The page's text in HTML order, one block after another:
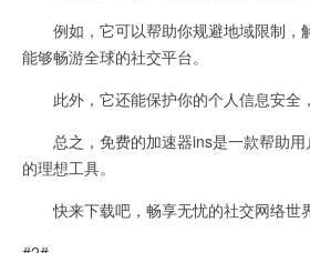
例如，它可以帮助你规避地域限制，
能够畅游全球的社交平台。
此外，它还能保护你的个人信息安全
总之，免费的加速器ins是一款帮助用
的理想工具。
快来下载吧，畅享无忧的社交网络世界